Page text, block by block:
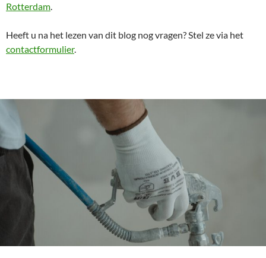
Rotterdam.
Heeft u na het lezen van dit blog nog vragen? Stel ze via het
contactformulier.